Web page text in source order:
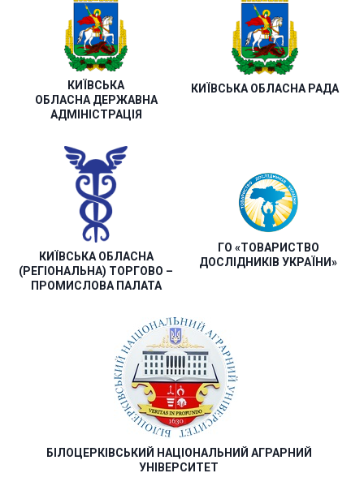
КИЇВСЬКА
ОБЛАСНА ДЕРЖАВНА
АДМІНІСТРАЦІЯ
КИЇВСЬКА ОБЛАСНА РАДА
КИЇВСЬКА ОБЛАСНА
(РЕГІОНАЛЬНА) ТОРГОВО –
ПРОМИСЛОВА ПАЛАТА
ГО «ТОВАРИСТВО
ДОСЛІДНИКІВ УКРАЇНИ»
БІЛОЦЕРКІВСЬКИЙ НАЦІОНАЛЬНИЙ АГРАРНИЙ
УНІВЕРСИТЕТ